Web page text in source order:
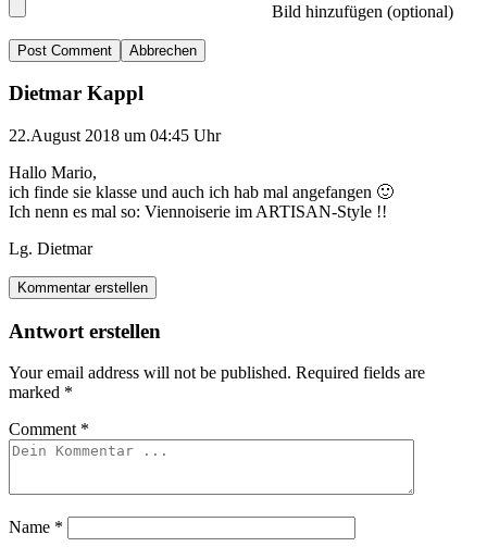
Bild hinzufügen (optional)
Abbrechen
Dietmar Kappl
22.August 2018 um 04:45 Uhr
Hallo Mario,
ich finde sie klasse und auch ich hab mal angefangen 🙂
Ich nenn es mal so: Viennoiserie im ARTISAN-Style !!
Lg. Dietmar
Kommentar erstellen
Antwort erstellen
Your email address will not be published. Required fields are
marked *
Comment *
Name *